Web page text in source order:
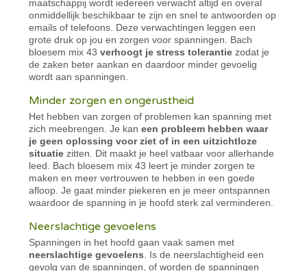
maatschappij wordt iedereen verwacht altijd en overal
onmiddellijk beschikbaar te zijn en snel te antwoorden op
emails of telefoons. Deze verwachtingen leggen een
grote druk op jou en zorgen voor spanningen. Bach
bloesem mix 43verhoogt je stress tolerantie zodat je
de zaken beter aankan en daardoor minder gevoelig
wordt aan spanningen.
Minder zorgen en ongerustheid
Het hebben van zorgen of problemen kan spanning met
zich meebrengen. Je kaneen probleem hebben waar
je geen oplossing voor ziet of in een uitzichtloze
situatie zitten. Dit maakt je heel vatbaar voor allerhande
leed. Bach bloesem mix 43 leert je minder zorgen te
maken en meer vertrouwen te hebben in een goede
afloop. Je gaat minder piekeren en je meer ontspannen
waardoor de spanning in je hoofd sterk zal verminderen.
Neerslachtige gevoelens
Spanningen in het hoofd gaan vaak samen met
neerslachtige gevoelens . Is de neerslachtigheid een
gevolg van de spanningen, of worden de spanningen